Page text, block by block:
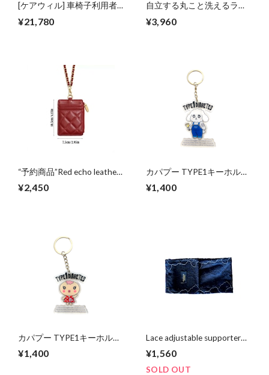
[ケアウィル] 車椅子利用者
用）上下セット
¥21,780
自立する丸こと洗えるラン
¥3,960
“予約商品”Red echo leather
（斜めがけカードケース）
¥2,450
カパプー TYPE1キーホルダ
¥1,400
カパプー TYPE1キーホルダ
ー かぱちゃん
¥1,400
Lace adjustable supporter
simple black ［レースアジャ
スタブルサポーター］
¥1,560
SOLD OUT